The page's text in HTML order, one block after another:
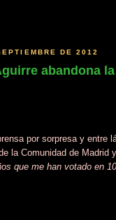
DE 2012
abandona
por sorpresa y entre
la Comunidad de Madrid
que me han votado en